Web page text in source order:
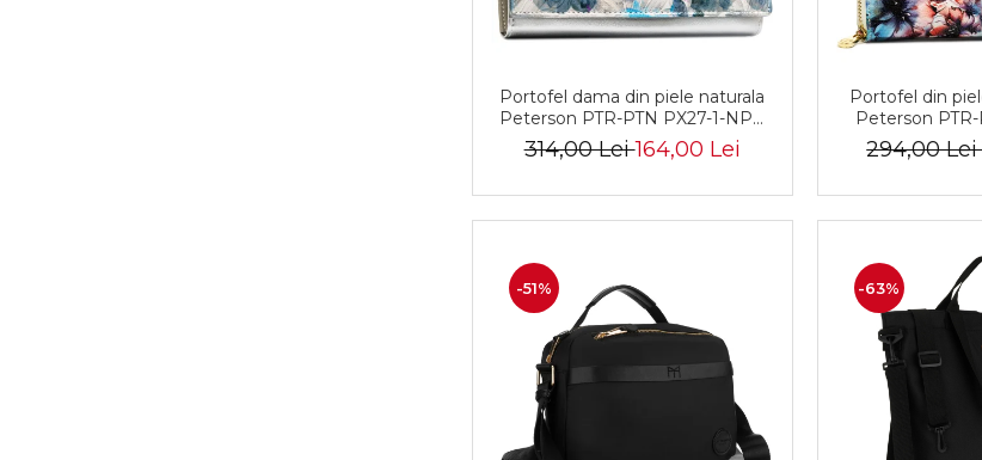
Portofel dama din piele naturala
Peterson PTR-PTN PX27-1-NPK
BLUE
314,00 Lei164,00 Lei
Portofel din
Peterson
294,00
-51% -63%